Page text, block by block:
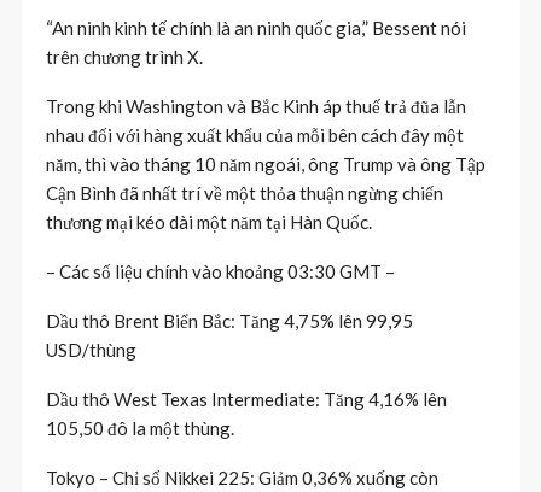
“An ninh kinh tế chính là an ninh quốc gia,” Bessent nói
trên chương trình X.
Trong khi Washington và Bắc Kinh áp thuế trả đũa lẫn
nhau đối với hàng xuất khẩu của mỗi bên cách đây một
năm, thì vào tháng 10 năm ngoái, ông Trump và ông Tập
Cận Bình đã nhất trí về một thỏa thuận ngừng chiến
thương mại kéo dài một năm tại Hàn Quốc.
– Các số liệu chính vào khoảng 03:30 GMT –
Dầu thô Brent Biển Bắc: Tăng 4,75% lên 99,95
USD/thùng
Dầu thô West Texas Intermediate: Tăng 4,16% lên
105,50 đô la một thùng.
Tokyo – Chỉ số Nikkei 225: Giảm 0,36% xuống còn